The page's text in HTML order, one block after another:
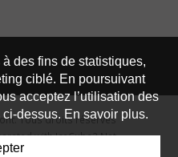
Tous droits réservés
with IceCube2.Net
des fins de statistiques,
ciblé. En poursuivant
acceptez l’utilisation des
dessus. En savoir plus.